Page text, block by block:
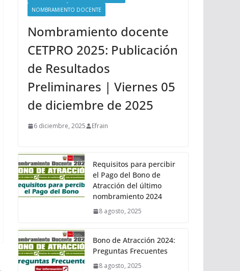
NOMBRAMIENTO DOCENTE
Nombramiento docente
CETPRO 2025: Publicación
de Resultados
Preliminares | Viernes 05
de diciembre de 2025
6 diciembre, 2025 Efrain
Requisitos para percibir
el Pago del Bono de
Atracción del último
nombramiento 2024
8 agosto, 2025
Bono de Atracción 2024:
Preguntas Frecuentes
8 agosto, 2025